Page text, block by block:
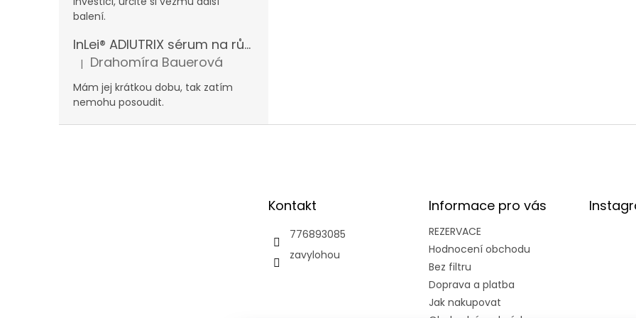
balení.
InLei® ADIUTRIX sérum na růst řas a obočí
Hodnocení produktu je 5 z 5 hvězdiček.
| Drahomíra Bauerová
Mám jej krátkou dobu, tak zatím
nemohu posoudit.
Kontakt
776893085
zavylohou
Informace pro vás
REZERVACE
Hodnocení obchodu
Bez filtru
Doprava a platba
Jak nakupovat